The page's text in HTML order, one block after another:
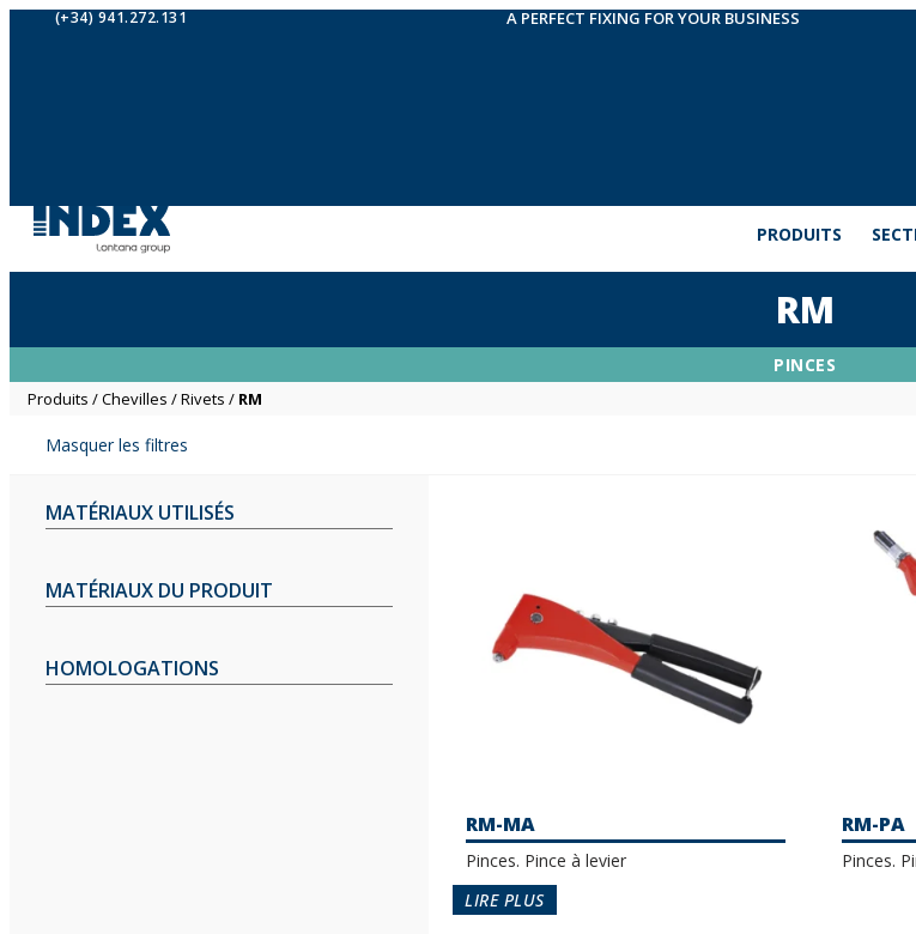
(+34) 941.272.131 A PERFECT FIXING FOR YOUR BUSINESS
PRODUITS
RM
PINCES
Produits /Chevilles /Rivets / RM
Masquer les filtres
MATÉRIAUX UTILISÉS
MATÉRIAUX DU PRODUIT
HOMOLOGATIONS
RM-MA
Pinces. Pince à levier
RM-PA
Pinces.
LIRE PLUS